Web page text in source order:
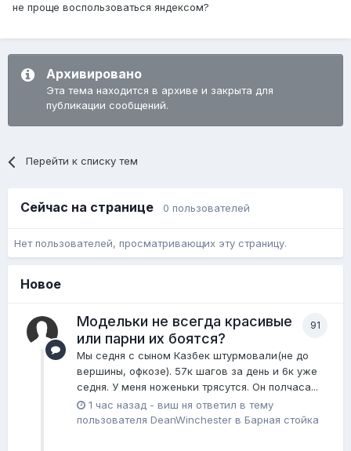
не проще воспользоваться яндексом?
Архивировано
Эта тема находится в архиве и закрыта для
публикации сообщений.
Перейти к списку тем
Сейчас на странице 0 пользователей
Нет пользователей, просматривающих эту страницу.
Новое
91
Модельки не всегда красивые
или парни их боятся?
Мы седня с сыном Казбек штурмовали(не до
вершины, офкозе). 57к шагов за день и 6к уже
седня. У меня ноженьки трясутся. Он полчаса...
1 час назад - виш ня ответил в тему
пользователя DeanWinchester в Барная стойка